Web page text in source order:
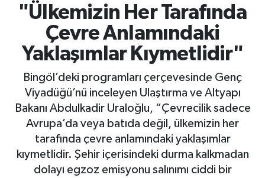
"Ülkemizin Her Tarafında
Çevre Anlamındaki
Yaklaşımlar Kıymetlidir"
Bingöl’deki programları çerçevesinde Genç
Viyadüğü’nü inceleyen Ulaştırma ve Altyapı
Bakanı Abdulkadir Uraloğlu, “Çevrecilik sadece
Avrupa’da veya batıda değil, ülkemizin her
tarafında çevre anlamındaki yaklaşımlar
kıymetlidir. Şehir içerisindeki durma kalkmadan
dolayı egzoz emisyonu salınımı ciddi bir
Gaziantep son dakika
Genel
Gündem
Haberler
Kültür Sanat
Magazin
Puan Durumu ve Fikstür
Tüm Manşetler
Son Dakika Haberleri
Haber Arşivi